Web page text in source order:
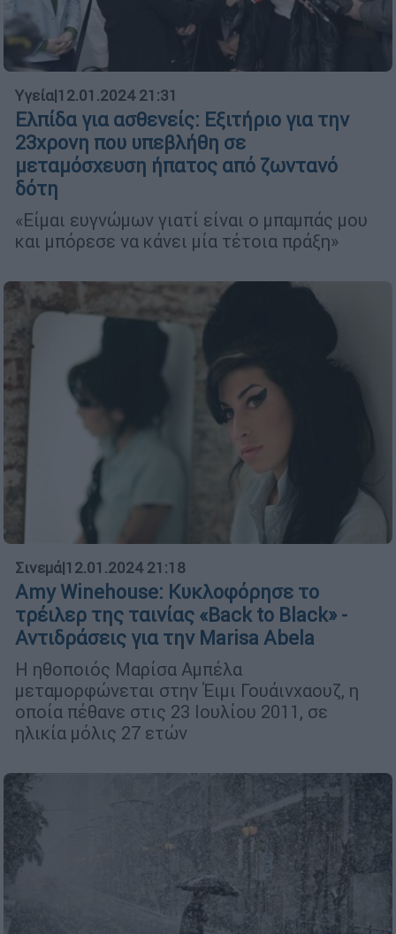
Υγεία|12.01.2024 21:31
Ελπίδα για ασθενείς: Εξιτήριο για την
23χρονη που υπεβλήθη σε
μεταμόσχευση ήπατος από ζωντανό
δότη
«Είμαι ευγνώμων γιατί είναι ο μπαμπάς μου
και μπόρεσε να κάνει μία τέτοια πράξη»
Σινεμά|12.01.2024 21:18
Amy Winehouse: Κυκλοφόρησε το
τρέιλερ της ταινίας «Back to Black» -
Αντιδράσεις για την Marisa Abela
Η ηθοποιός Μαρίσα Αμπέλα
μεταμορφώνεται στην Έιμι Γουάινχαουζ, η
οποία πέθανε στις 23 Ιουλίου 2011, σε
ηλικία μόλις 27 ετών